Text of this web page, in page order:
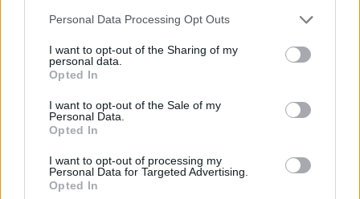
Please note that this website/app uses one or more Google
not limited to your visit or usage behaviour. You may click to
grant or deny consent to Google and its third-party tags to
use your data for below specified purposes in below Google
consent section.
Personal Data Processing Opt Outs
I want to opt-out of the Sharing of my
personal data.
Opted In
I want to opt-out of the Sale of my
Personal Data.
Opted In
I want to opt-out of processing my
Personal Data for Targeted Advertising.
Opted In
Nagy 'Omar' Ádám
17 éve
Tény, hogy flöri nagyokat védett, de számtalanszor
átcsorgott rajta a korong, és csak szerencsén múlt
hogy nem a kapuba vánszorgott a pakk. De persze ez
Otthon a Wings remélhetőleg hozza a kötelezőt
Go Wings!